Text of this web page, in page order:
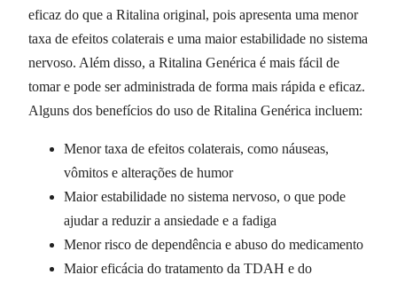
eficaz do que a Ritalina original, pois apresenta uma menor
taxa de efeitos colaterais e uma maior estabilidade no sistema
nervoso. Além disso, a Ritalina Genérica é mais fácil de
tomar e pode ser administrada de forma mais rápida e eficaz.
Alguns dos benefícios do uso de Ritalina Genérica incluem:
Menor taxa de efeitos colaterais, como náuseas,
vômitos e alterações de humor
Maior estabilidade no sistema nervoso, o que pode
ajudar a reduzir a ansiedade e a fadiga
Menor risco de dependência e abuso do medicamento
Maior eficácia do tratamento da TDAH e do